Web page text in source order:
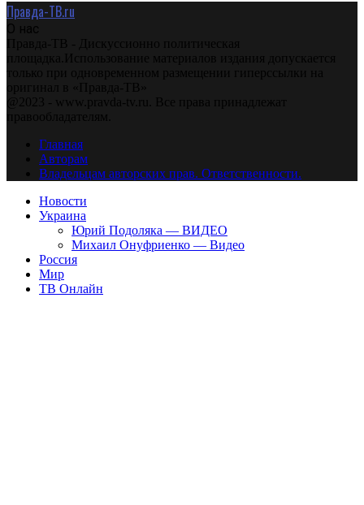
Правда-ТВ.ru
О нас
Правда-ТВ - Дискуссионно политическая
площадка.Использование материалов издания допускается
только при одновременном размещении гиперссылки на
оригинал в «Правда-ТВ»
@2023 - www.pravda-tv.ru. Все права принадлежат
правообладателям.
Главная
Авторам
Владельцам авторских прав. Ответственности.
Новости
Украина
Юрий Подоляка — ВИДЕО
Михаил Онуфриенко — Видео
Россия
Мир
ТВ Онлайн